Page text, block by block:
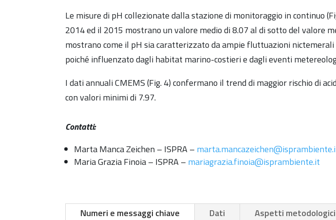
Le misure di pH collezionate dalla stazione di monitoraggio in continuo
2014 ed il 2015 mostrano un valore medio di 8.07 al di sotto del valore
mostrano come il pH sia caratterizzato da ampie fluttuazioni
poiché influenzato dagli habitat marino-costieri e dagli eventi
I dati annuali CMEMS (Fig. 4) confermano il trend di maggior rischio di
con valori minimi di 7.97.
Contatti:
Marta Manca Zeichen – ISPRA –
Maria Grazia Finoia – ISPRA – mariagrazia.finoia@isprambiente.it
Numeri e messaggi chiave Dati Aspetti metodologici